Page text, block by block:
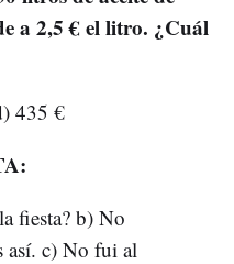
a 2,5 € el litro. ¿Cuál
435 €
fiesta? b) No
así. c) No fui al